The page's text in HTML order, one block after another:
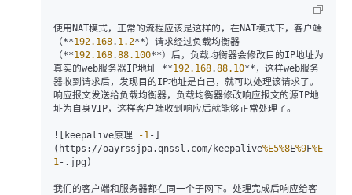
使用NAT模式，正常的流程应该是这样的，在NAT模式下，客户端
（**192.168. 1.2**）请求经过负载均衡器
（**192.168.88.100**）后，负载均衡器会修改目的IP地址为
真实的web服务器IP地址 **192.168.88.10**，这样web服务
器收到请求后，发现目的IP地址是自己，就可以处理该请求了。
响应报文发送给负载均衡器，负载均衡器修改响应报文的源IP地
址为自身VIP，这样客户端收到响应后就能够正常处理了。
![keepalive原理 -1-]
(https://oayrssjpa.qnssl.com/keepalive%E5%8E%9F%E7
1-.jpg)
我们的客户端和服务器都在同一个子网下。处理完成后响应给客